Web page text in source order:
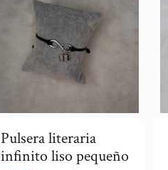
Pulsera literaria
infinito liso pequeño